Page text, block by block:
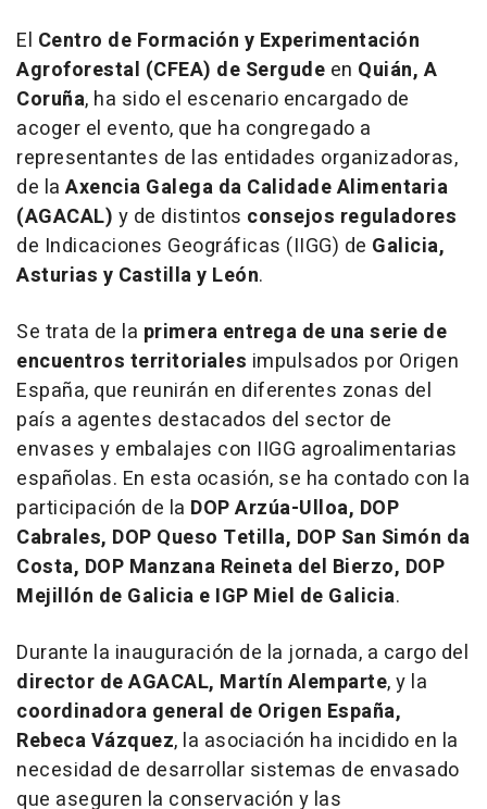
El Centro de Formación y Experimentación
Agroforestal (CFEA) de Sergude en Quián, A
Coruña, ha sido el escenario encargado de
acoger el evento, que ha congregado a
representantes de las entidades organizadoras,
de la Axencia Galega da Calidade Alimentaria
(AGACAL) y de distintos consejos reguladores
de Indicaciones Geográficas (IIGG) de Galicia,
Asturias y Castilla y León.
Se trata de la primera entrega de una serie de
encuentros territoriales impulsados por Origen
España, que reunirán en diferentes zonas del
país a agentes destacados del sector de
envases y embalajes con IIGG agroalimentarias
españolas. En esta ocasión, se ha contado con la
participación de la DOP Arzúa-Ulloa, DOP
Cabrales, DOP Queso Tetilla, DOP San Simón da
Costa, DOP Manzana Reineta del Bierzo, DOP
Mejillón de Galicia e IGP Miel de Galicia.
Durante la inauguración de la jornada, a cargo del
director de AGACAL, Martín Alemparte, y la
coordinadora general de Origen España,
Rebeca Vázquez, la asociación ha incidido en la
necesidad de desarrollar sistemas de envasado
que aseguren la conservación y las